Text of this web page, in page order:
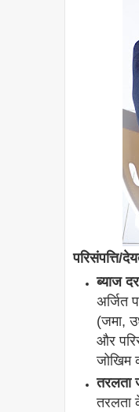
परिसंपत्ति/
ब्याज
अर्जित
(जमा,
और
जोखिम
तरलता
तरलता